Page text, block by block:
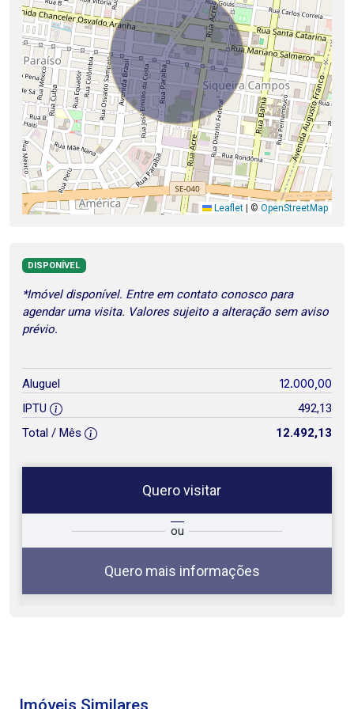
Leaflet © OpenStreetMap
DISPONÍVEL
*Imóvel disponível. Entre em contato conosco para
agendar uma visita. Valores sujeito a alteração sem aviso
prévio.
Aluguel 12.000,00
IPTU
492,13
Total / Mês
12.492,13
Quero visitar
ou
Quero mais informações
Qual o melhor dia e horário para
você?
Imóveis Similares